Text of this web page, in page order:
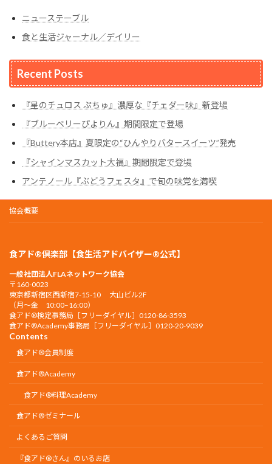
ニューステーブル
食と生活ジャーナル／デイリー
Recent Posts
『星のチュロス ぷちゅ』濃厚な『チェダー味』新登場
『ブルーベリーぴよりん』期間限定で登場
『Buttery本店』夏限定の“ひんやりバタースイーツ”発売
『シャインマスカット大福』期間限定で登場
アンテノール『ぶどうフェスタ』で旬の味覚を満喫
協会概要
食アド®倶楽部【食生活アドバイザー®公式】
一般社団法人FLAネットワーク協会
〒160-0023
東京都新宿区西新宿7-15-10 大山ビル2F
（月〜金 10:00–16:00）
食アド®︎検定事務局［フリーダイヤル］0120-86-3593
食アド®︎Academy事務局［フリーダイヤル］0120-20-9039
Contents
食アド®会員制度
食アド®︎Academy
食アド®︎料理Academy
食アド®ゼミナール
よくあるご質問
『食アド®︎さん』のいるお店